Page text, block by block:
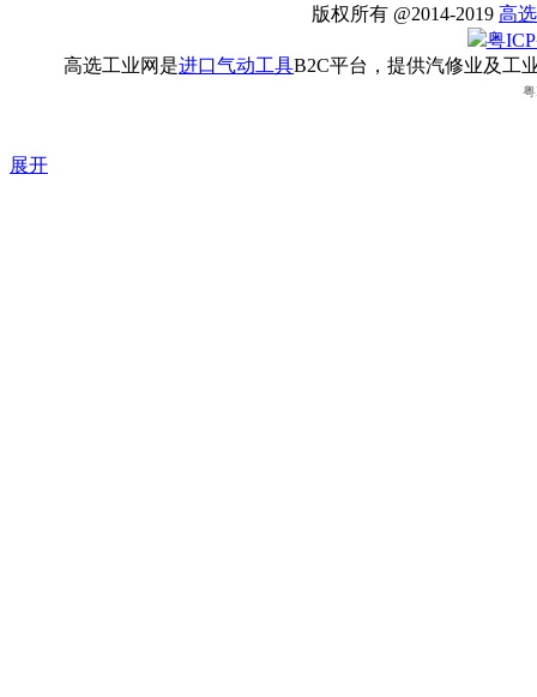
版权所有 @2014-2019 高
粤
高选工业网是进口气动工具B2C平台，提供汽修业及工
展开